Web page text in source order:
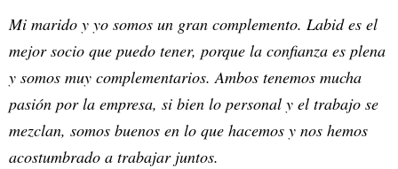
Mi marido y yo somos un gran complemento. Labid es el
mejor socio que puedo tener, porque la confianza es plena
y somos muy complementarios. Ambos tenemos mucha
pasión por la empresa, si bien lo personal y el trabajo se
mezclan, somos buenos en lo que hacemos y nos hemos
acostumbrado a trabajar juntos.